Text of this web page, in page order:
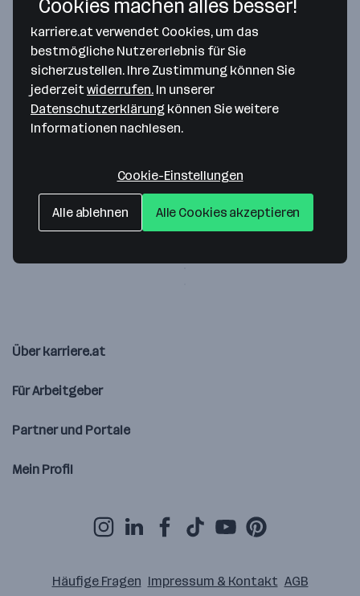
Bitte stimme unseren Cookie-
Richtlinien zu, um diese Karte
anzuzeigen.
Zustimmung geben
GoodMills Österreich GmbH
Schmidgasse 03-07
Über karriere.at
Für Arbeitgeber
Partner und Portale
Mein Profil
Häufige Fragen Impressum & Kontakt AGB
Cookies machen alles besser!
karriere.at verwendet Cookies, um das
bestmögliche Nutzererlebnis für Sie
sicherzustellen. Ihre Zustimmung können Sie
jederzeitwiderrufen. In unserer
Datenschutzerklärung können Sie weitere
Informationen nachlesen.
Cookie-Einstellungen
Alle ablehnen Alle Cookies akzeptieren